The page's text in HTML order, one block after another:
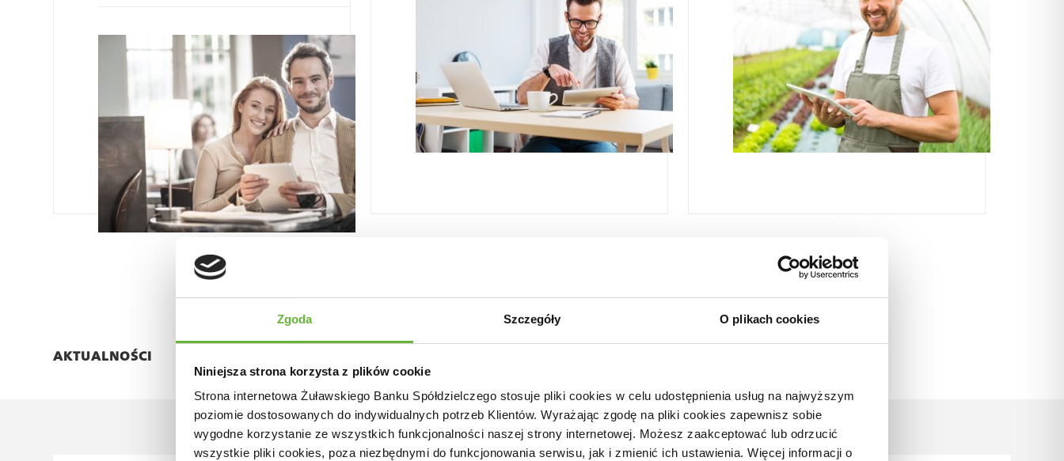
Zgoda Szczegóły O plikach cookies
Niniejsza strona korzysta z plików cookie
Strona internetowa Żuławskiego Banku Spółdzielczego stosuje pliki cookies w celu udostępnienia usług na najwyższym
poziomie dostosowanych do indywidualnych potrzeb Klientów. Wyrażając zgodę na pliki cookies zapewnisz sobie
wygodne korzystanie ze wszystkich funkcjonalności naszej strony internetowej. Możesz zaakceptować lub odrzucić
wszystkie pliki cookies, poza niezbędnymi do funkcjonowania serwisu, jak i zmienić ich ustawienia. Więcej informacji o
AKTUALNOŚCI